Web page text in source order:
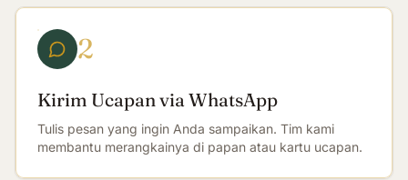
2
Kirim Ucapan via WhatsApp
Tulis pesan yang ingin Anda sampaikan. Tim kami
membantu merangkainya di papan atau kartu ucapan.